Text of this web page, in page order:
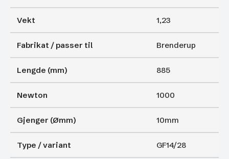
Vekt 1,23
Fabrikat / passer til Brenderup
Lengde (mm) 885
Newton 1000
Gjenger (Ømm) 10mm
Type / variant GF14/28